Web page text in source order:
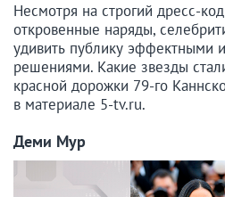
Несмотря на строгий дресс-
откровенные наряды,
удивить публику
решениями. Какие звезды
красной дорожки 79-го
в материале 5-tv.ru.
Деми Мур